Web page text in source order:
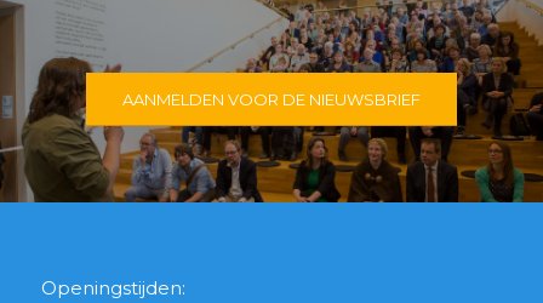
AANMELDEN VOOR DE NIEUWSBRIEF
Openingstijden: